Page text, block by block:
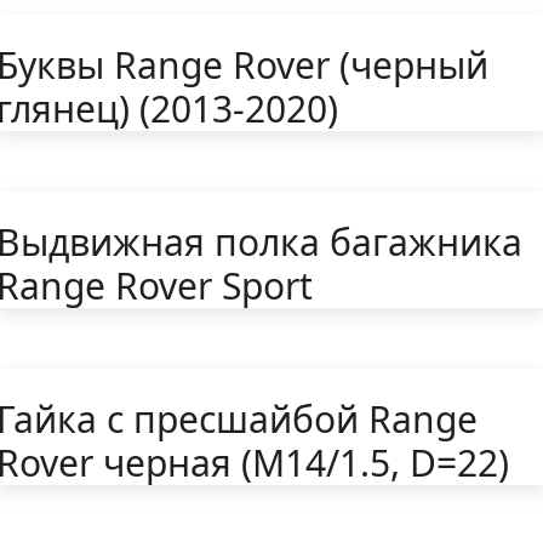
Range Rover (черный
(2013-2020)
полка багажника
Rover Sport
с пресшайбой Range
черная (M14/1.5, D=22)